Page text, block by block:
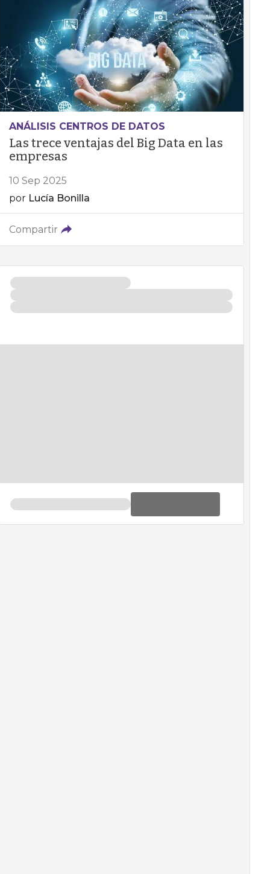
ANÁLISIS CENTROS DE DATOS
Las trece ventajas del Big Data en las
empresas
10 Sep 2025
por Lucía Bonilla
Compartir